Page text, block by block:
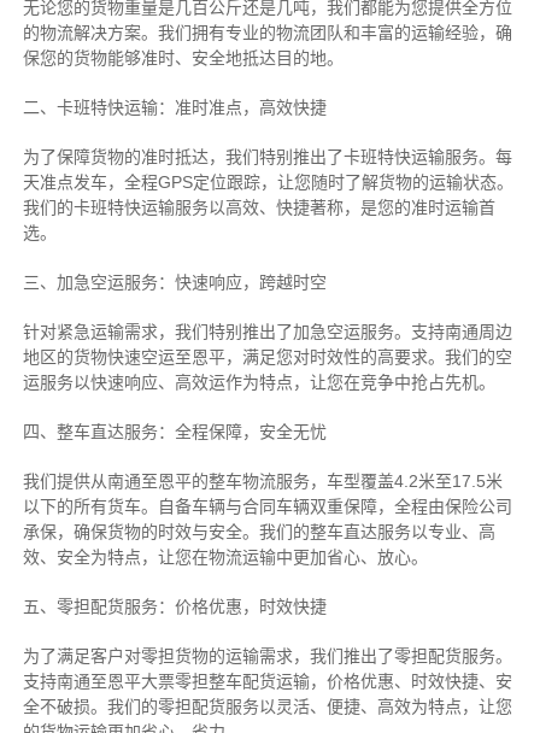
无论您的货物重量是几百公斤还是几吨，我们都能为您提供全方位
的物流解决方案。我们拥有专业的物流团队和丰富的运输经验，确
保您的货物能够准时、安全地抵达目的地。
二、卡班特快运输：准时准点，高效快捷
为了保障货物的准时抵达，我们特别推出了卡班特快运输服务。每
天准点发车，全程GPS定位跟踪，让您随时了解货物的运输状态。
我们的卡班特快运输服务以高效、快捷著称，是您的准时运输首
选。
三、加急空运服务：快速响应，跨越时空
针对紧急运输需求，我们特别推出了加急空运服务。支持南通周边
地区的货物快速空运至恩平，满足您对时效性的高要求。我们的空
运服务以快速响应、高效运作为特点，让您在竞争中抢占先机。
四、整车直达服务：全程保障，安全无忧
我们提供从南通至恩平的整车物流服务，车型覆盖4.2米至17.5米
以下的所有货车。自备车辆与合同车辆双重保障，全程由保险公司
承保，确保货物的时效与安全。我们的整车直达服务以专业、高
效、安全为特点，让您在物流运输中更加省心、放心。
五、零担配货服务：价格优惠，时效快捷
为了满足客户对零担货物的运输需求，我们推出了零担配货服务。
支持南通至恩平大票零担整车配货运输，价格优惠、时效快捷、安
全不破损。我们的零担配货服务以灵活、便捷、高效为特点，让您